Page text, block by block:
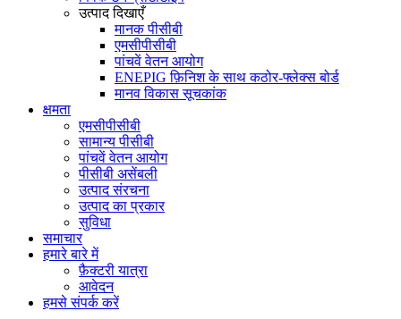
उत्पाद दिखाएँ
मानक पीसीबी
एमसीपीसीबी
पांचवें वेतन आयोग
ENEPIG फ़िनिश के साथ कठोर-फ्लेक्स बोर्ड
मानव विकास सूचकांक
क्षमता
एमसीपीसीबी
सामान्य पीसीबी
पांचवें वेतन आयोग
पीसीबी असेंबली
उत्पाद संरचना
उत्पाद का प्रकार
सुविधा
समाचार
हमारे बारे में
फ़ैक्टरी यात्रा
आवेदन
हमसे संपर्क करें